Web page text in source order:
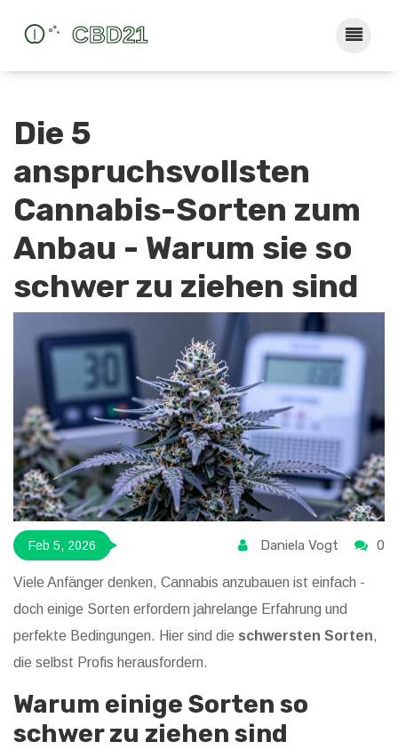
Die 5
anspruchsvollsten
Cannabis-Sorten zum
Anbau - Warum sie so
schwer zu ziehen sind
Feb 5, 2026 Daniela Vogt 0
Viele Anfänger denken, Cannabis anzubauen ist einfach -
doch einige Sorten erfordern jahrelange Erfahrung und
perfekte Bedingungen. Hier sind die schwersten Sorten,
die selbst Profis herausfordern.
Warum einige Sorten so
schwer zu ziehen sind